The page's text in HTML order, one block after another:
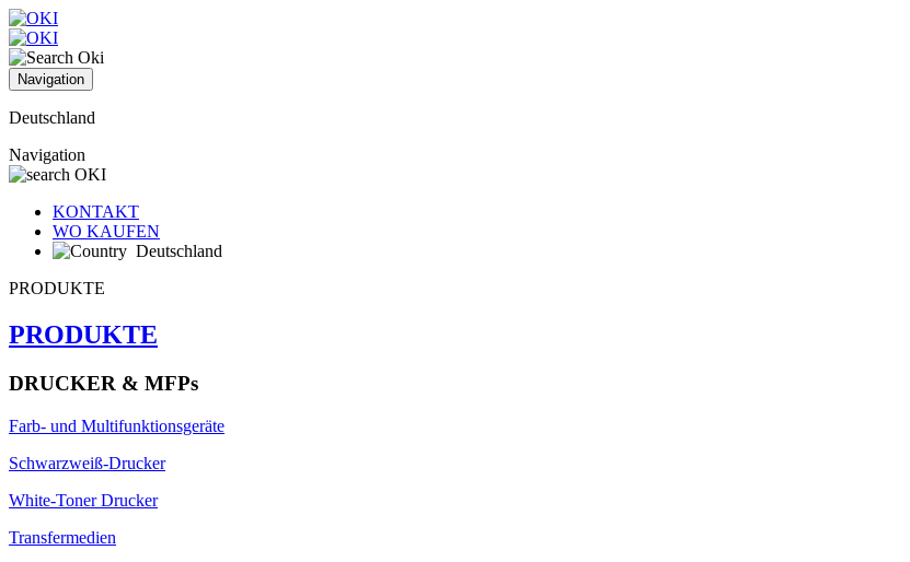
Navigation
Deutschland
Navigation
KONTAKT
WO KAUFEN
Deutschland
PRODUKTE
PRODUKTE
DRUCKER & MFPs
Farb- und Multifunktionsgeräte
Schwarzweiß-Drucker
White-Toner Drucker
Transfermedien